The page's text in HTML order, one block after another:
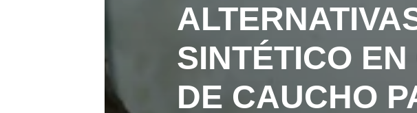
SINTÉTICO
DE CAUCHO